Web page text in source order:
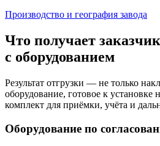
Производство и география завода
Что получает
с оборудованием
Результат отгрузки — не только
оборудование, готовое к установке
комплект для приёмки, учёта и
Оборудование по